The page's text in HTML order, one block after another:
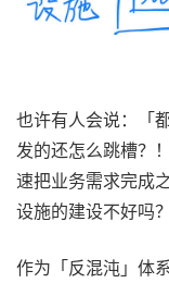
也许有人会说：「
发的还怎么跳槽？
速把业务需求完成
设施的建设不好吗？
作为「反混沌」体